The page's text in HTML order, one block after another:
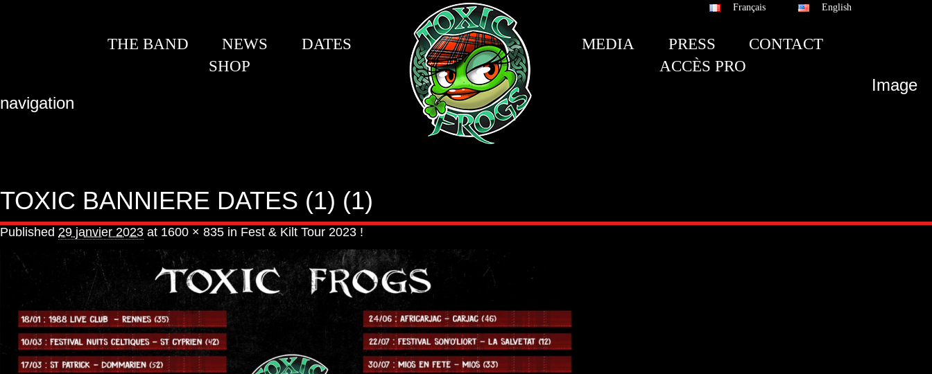
Français English
THE BAND NEWS
DATES
SHOP
MEDIA PRESS
CONTACT
ACCÈS PRO
Image
navigation
TOXIC BANNIERE DATES (1) (1)
Published 29 janvier 2023 at 1600 × 835 in Fest & Kilt Tour 2023 !